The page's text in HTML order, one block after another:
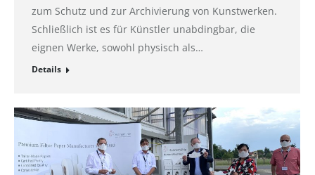
zum Schutz und zur Archivierung von Kunstwerken.
Schließlich ist es für Künstler unabdingbar, die
eignen Werke, sowohl physisch als…
Details